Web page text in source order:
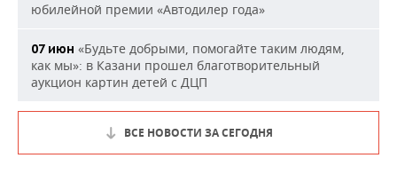
юбилейной премии «Автодилер года»
07 июн «Будьте добрыми, помогайте таким людям,
как мы»: в Казани прошел благотворительный
аукцион картин детей с ДЦП
ВСЕ НОВОСТИ ЗА СЕГОДНЯ